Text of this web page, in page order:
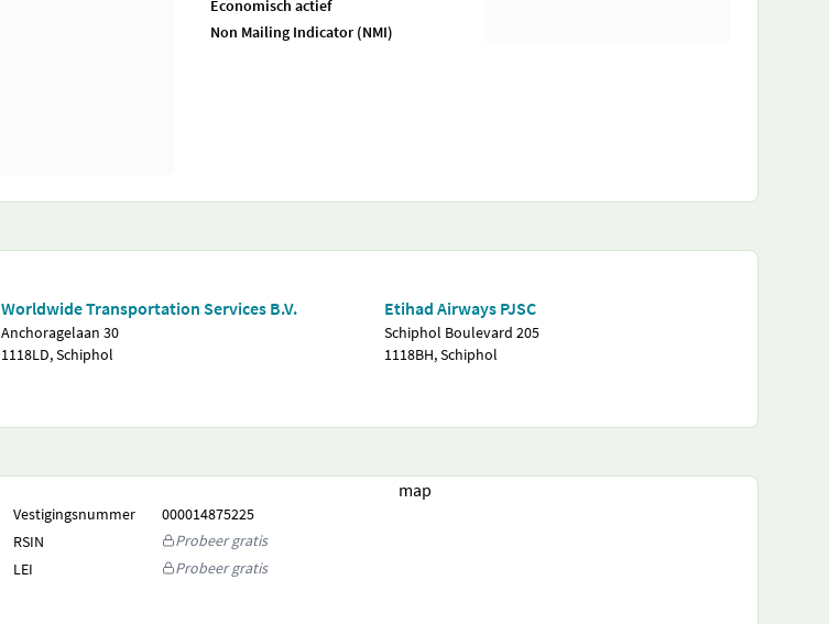
Economisch actief
Non Mailing Indicator (NMI)
Worldwide Transportation Services B.V.
Anchoragelaan 30
1118LD, Schiphol
Etihad Airways PJSC
Schiphol Boulevard 205
1118BH, Schiphol
Vestigingsnummer
000014875225
RSIN
Probeer gratis
LEI
Probeer gratis
map